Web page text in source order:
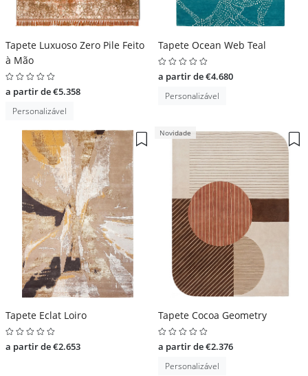
Tapete Luxuoso Zero Pile Feito
à Mão
a partir de €5.358
Personalizável
Tapete Ocean Web Teal
a partir de €4.680
Personalizável
Tapete Eclat Loiro
a partir de €2.653
Novidade
Tapete Cocoa Geometry
a partir de €2.376
Personalizável